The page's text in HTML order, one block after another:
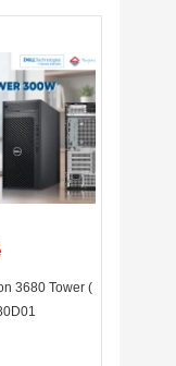
3680 Tower (